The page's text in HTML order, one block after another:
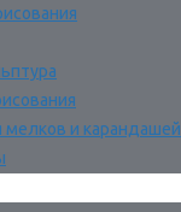
мелков и карандашей